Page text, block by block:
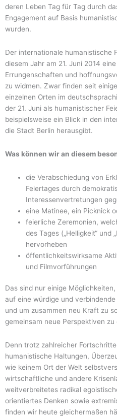
deren Leben Tag für Tag durch
Engagement auf Basis
wurden.
Der internationale humanistische
diesem Jahr am 21. Juni 2014
Errungenschaften und
zu widmen. Zwar finden seit
einzelnen Orten im
der 21. Juni als humanistischer
beispielsweise ein Blick in den
die Stadt Berlin herausgibt.
Was können wir an diesem
die Verabschiedung von
Feiertages durch
Interessenvertretungen
eine Matinee, ein Picknick
feierliche Zeremonien,
des Tages („Helligkeit“ und
hervorheben
öffentlichkeitswirksame
und Filmvorführungen
Das sind nur einige
auf eine würdige und
und um zusammen neu Kraft zu
gemeinsam neue Perspektiven zu
Denn trotz zahlreicher
humanistische Haltungen,
wie keinem Ort der Welt
wirtschaftliche und andere
weitverbreitetes radikal
orientiertes Denken sowie
finden wir heute gleichermaßen